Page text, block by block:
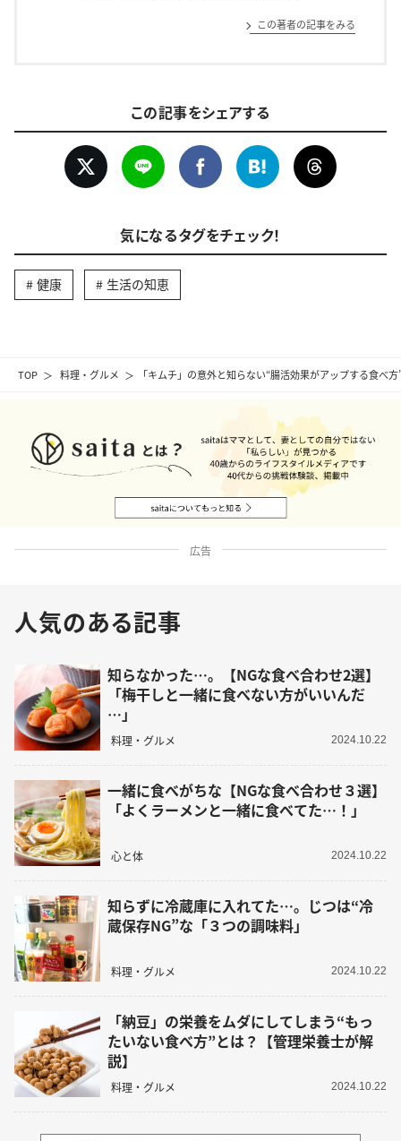
TOP 料理・グルメ 「キムチ」の意外と知らない“腸活効果がアップする食べ
この著者の記事をみる
この記事をシェアする
気になるタグをチェック！
健康 生活の知恵
広告
人気のある記事
知らなかった…。【NGな食べ合わせ2選】
「梅干しと一緒に食べない方がいいんだ
…」
料理・グルメ 2024.10.22
一緒に食べがちな【NGな食べ合わせ３選】
「よくラーメンと一緒に食べてた…！」
心と体 2024.10.22
知らずに冷蔵庫に入れてた…。じつは“冷
蔵保存NG”な「３つの調味料」
料理・グルメ 2024.10.22
「納豆」の栄養をムダにしてしまう“もっ
たいない食べ方”とは？【管理栄養士が解
説】
料理・グルメ 2024.10.22